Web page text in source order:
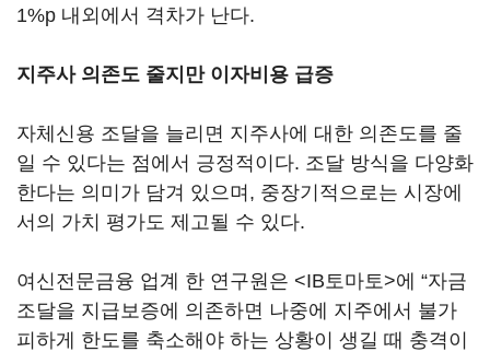
1%p 내외에서 격차가 난다.
지주사 의존도 줄지만 이자비용 급증
자체신용 조달을 늘리면 지주사에 대한 의존도를 줄
일 수 있다는 점에서 긍정적이다. 조달 방식을 다양화
한다는 의미가 담겨 있으며, 중장기적으로는 시장에
서의 가치 평가도 제고될 수 있다.
여신전문금융 업계 한 연구원은 <IB토마토>에 “자금
조달을 지급보증에 의존하면 나중에 지주에서 불가
피하게 한도를 축소해야 하는 상황이 생길 때 충격이